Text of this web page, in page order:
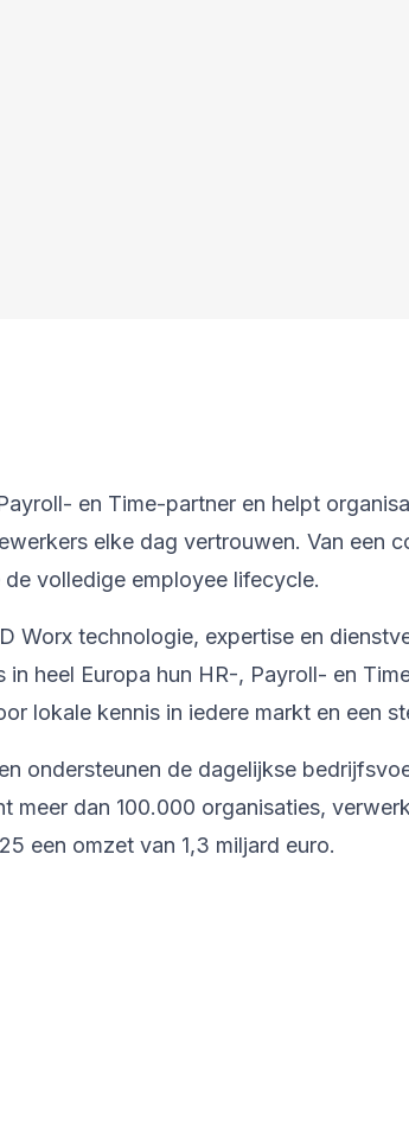
en Time-partner en helpt
elke dag vertrouwen. Van een
volledige employee lifecycle.
Worx technologie, expertise en
heel Europa hun HR-, Payroll- en
lokale kennis in iedere markt en een
ondersteunen de dagelijkse
dan 100.000 organisaties,
een omzet van 1,3 miljard euro.